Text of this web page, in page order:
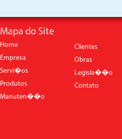
Mapa do Site
Home
Empresa
Servi�os
Produtos
Manuten��o
Clientes
Obras
Legisla��o
Contato